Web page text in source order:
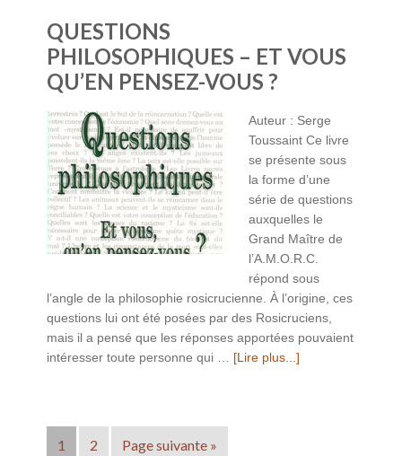
QUESTIONS
PHILOSOPHIQUES – ET VOUS
QU’EN PENSEZ-VOUS ?
Auteur : Serge
Toussaint Ce livre
se présente sous
la forme d’une
série de questions
auxquelles le
Grand Maître de
l’A.M.O.R.C.
répond sous
l’angle de la philosophie rosicrucienne. À l’origine, ces
questions lui ont été posées par des Rosicruciens,
mais il a pensé que les réponses apportées pouvaient
intéresser toute personne qui … [Lire plus...]
1 2 Page suivante »